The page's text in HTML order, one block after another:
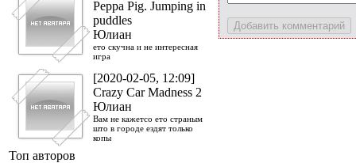
Peppa Pig. Jumping in
puddles
Юлиан
ето скучна и не интересная
игра
[2020-02-05, 12:09]
Crazy Car Madness 2
Юлиан
Вам не кажетсо ето страным
што в городе ездят только
копы
Топ авторов